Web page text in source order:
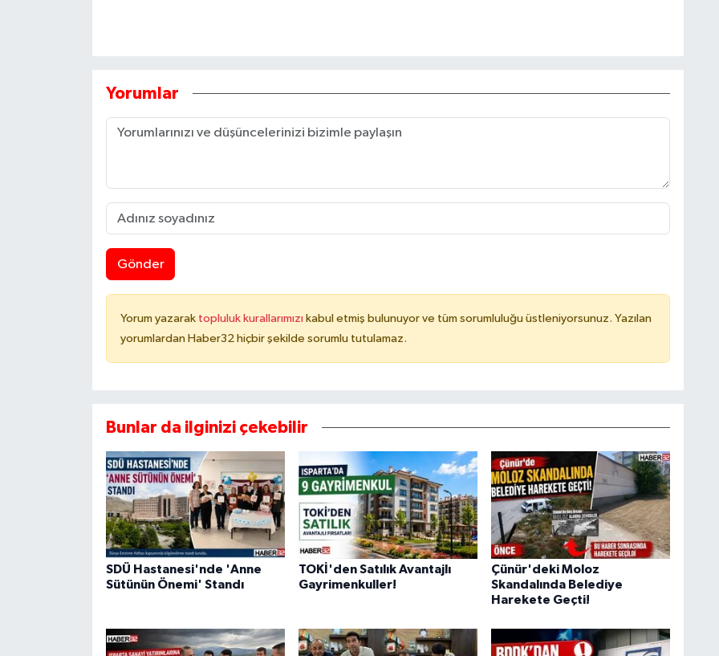
Yorumlar
Gönder
Yorum yazarak topluluk kurallarımızı kabul etmiş bulunuyor ve tüm sorumluluğu üstleniyorsunuz. Yazılan
yorumlardan Haber32 hiçbir şekilde sorumlu tutulamaz.
Bunlar da ilginizi çekebilir
SDÜ Hastanesi'nde 'Anne
Sütünün Önemi' Standı
TOKİ'den Satılık Avantajlı
Gayrimenkuller!
Çünür'deki Moloz
Skandalında Belediye
Harekete Geçti!